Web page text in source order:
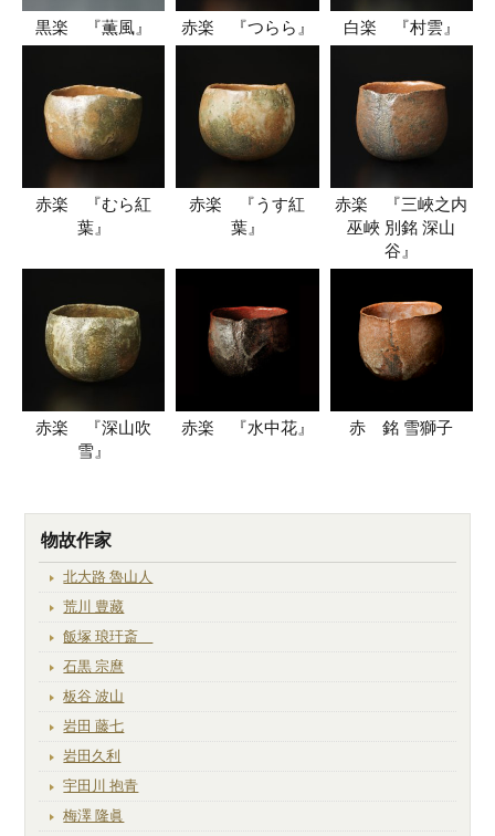
黒楽 『薫風』 赤楽 『つらら』 白楽 『村雲』
赤楽 『むら紅
葉』
赤楽 『うす紅
葉』
赤楽 『三峽之内
巫峽 別銘 深山
谷』
赤楽 『深山吹
雪』
赤楽 『水中花』 赤 銘 雪獅子
物故作家
北大路 魯山人
荒川 豊藏
飯塚 琅玕斎
石黒 宗麿
板谷 波山
岩田 藤七
岩田久利
宇田川 抱青
梅澤 隆眞